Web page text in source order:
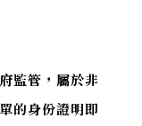
監管，屬於非
的身份證明即